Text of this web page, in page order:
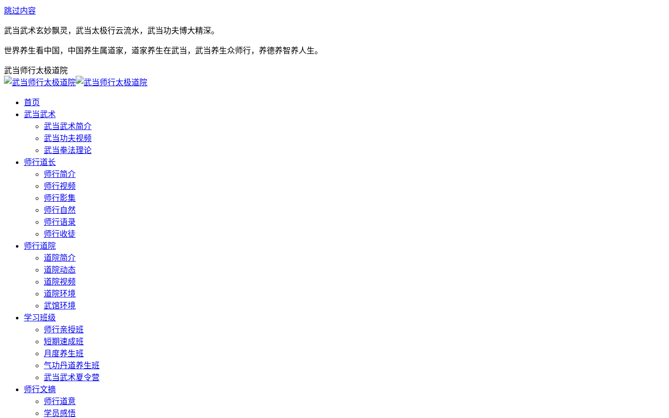
跳过内容
武当武术玄妙飘灵，武当太极行云流水，武当功夫博大精深。
世界养生看中国，中国养生属道家，道家养生在武当，武当养生众师行，养德养智养人生。
武当师行太极道院
首页
武当武术
武当武术简介
武当功夫视频
武当拳法理论
师行道长
师行简介
师行视频
师行影集
师行自然
师行语录
师行收徒
师行道院
道院简介
道院动态
道院视频
道院环境
武馆环境
学习班级
师行亲授班
短期速成班
月度养生班
气功丹道养生班
武当武术夏令营
师行文摘
师行道意
学员感悟